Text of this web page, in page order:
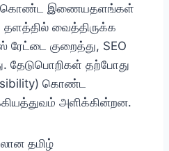
கொண்ட இணையதளங்கள்
வைத்திருக்க
ரேட்டை குறைத்து, SEO
தேடுபொறிகள் தற்போது
கொண்ட
அளிக்கின்றன.
தமிழ்